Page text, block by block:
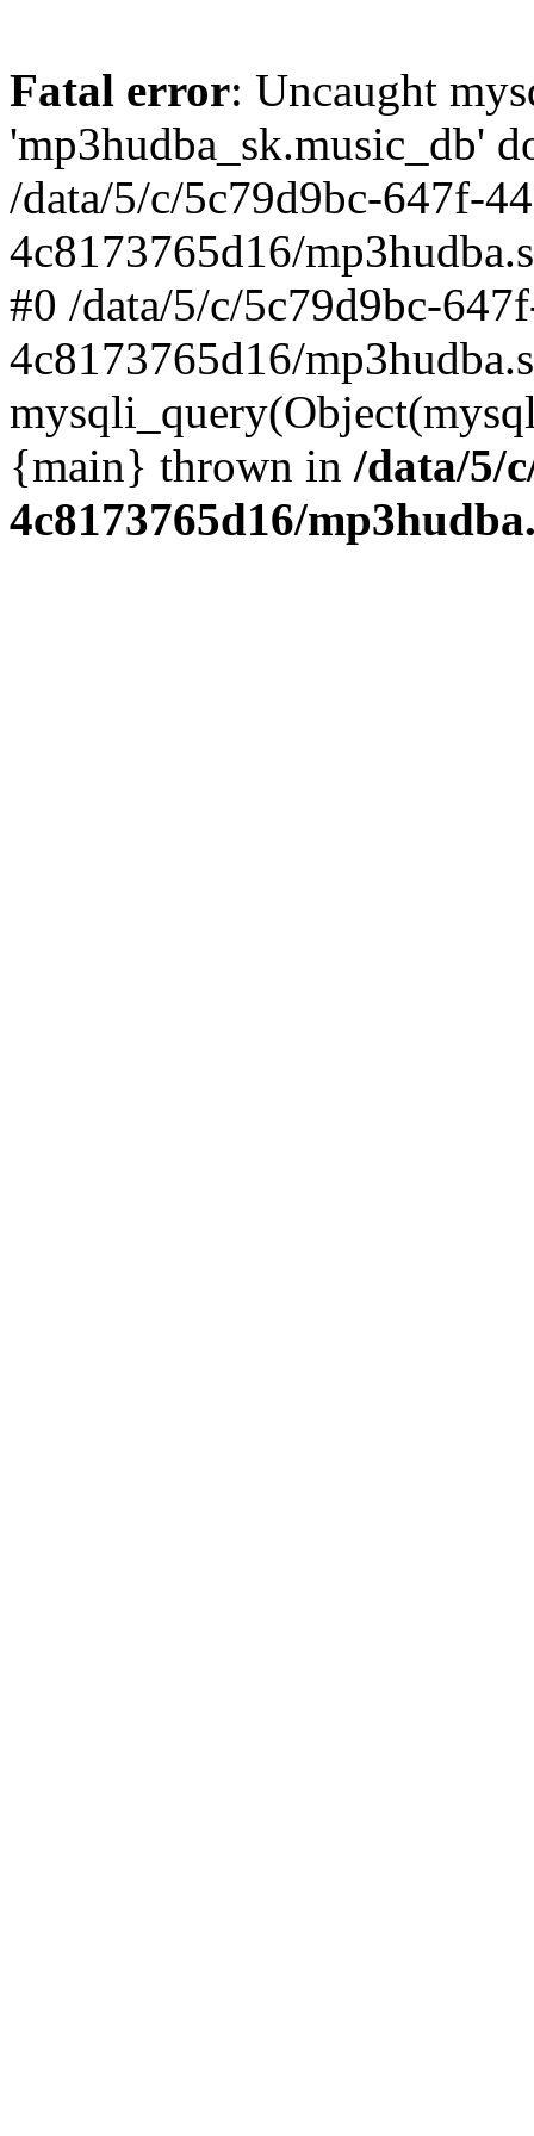
Fatal error: Uncaught
'mp3hudba_sk.music_db'
/data/5/c/5c79d9bc-647f-
4c8173765d16/
#0 /data/5/c/5c79d9bc-
4c8173765d16/
{main} thrown in /data/5/
4c8173765d16/